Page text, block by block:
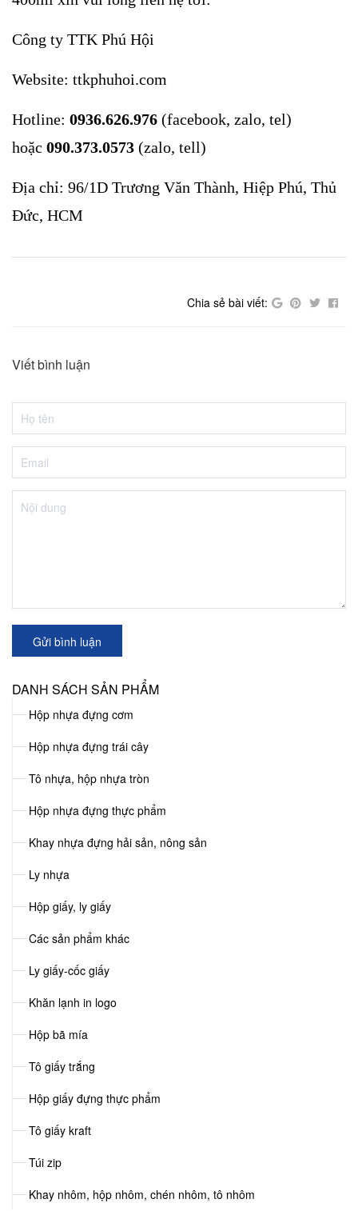
DANH SÁCH SẢN PHẨM
Hộp nhựa đựng cơm
Hộp nhựa đựng trái cây
Tô nhựa, hộp nhựa tròn
Hộp nhựa đựng thực phẩm
Khay nhựa đựng hải sản, nông sản
Ly nhựa
Hộp giấy, ly giấy
Các sản phẩm khác
Ly giấy-cốc giấy
Khăn lạnh in logo
Hộp bã mía
Tô giấy trắng
Hộp giấy đựng thực phẩm
Tô giấy kraft
Túi zip
Khay nhôm, hộp nhôm, chén nhôm, tô nhôm
Công ty TTK Phú Hội
Website: ttkphuhoi.com
Hotline: 0936.626.976 (facebook, zalo, tel)
hoặc 090.373.0573 (zalo, tell)
Địa chỉ: 96/1D Trương Văn Thành, Hiệp Phú, Thủ
Đức, HCM
Chia sẻ bài viết:
Viết bình luận
Gửi bình luận